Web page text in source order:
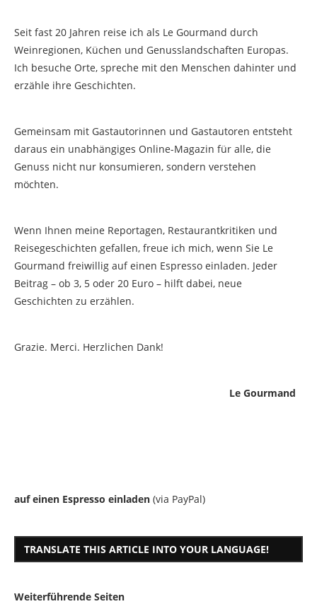
Seit fast 20 Jahren reise ich als Le Gourmand durch
Weinregionen, Küchen und Genusslandschaften Europas.
Ich besuche Orte, spreche mit den Menschen dahinter und
erzähle ihre Geschichten.
Gemeinsam mit Gastautorinnen und Gastautoren entsteht
daraus ein unabhängiges Online-Magazin für alle, die
Genuss nicht nur konsumieren, sondern verstehen
möchten.
Wenn Ihnen meine Reportagen, Restaurantkritiken und
Reisegeschichten gefallen, freue ich mich, wenn Sie Le
Gourmand freiwillig auf einen Espresso einladen. Jeder
Beitrag – ob 3, 5 oder 20 Euro – hilft dabei, neue
Geschichten zu erzählen.
Grazie. Merci. Herzlichen Dank!
Le Gourmand
auf einen Espresso einladen (via PayPal)
TRANSLATE THIS ARTICLE INTO YOUR LANGUAGE!
Weiterführende Seiten